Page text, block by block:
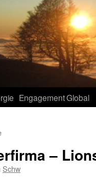
EngagementGlobal
–
Schw